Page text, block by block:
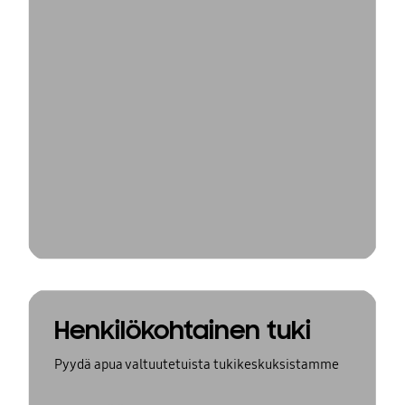
Henkilökohtainen tuki
Pyydä apua valtuutetuista tukikeskuksistamme